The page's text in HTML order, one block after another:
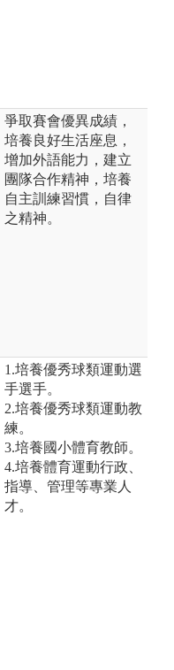
爭取賽會優異成績，
培養良好生活座息，
增加外語能力，建立
團隊合作精神，培養
自主訓練習慣，自律
之精神。
1.培養優秀球類運動選
手選手。
2.培養優秀球類運動教
練。
3.培養國小體育教師。
4.培養體育運動行政、
指導、管理等專業人
才。